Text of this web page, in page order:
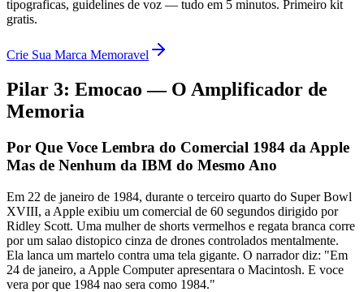
tipograficas, guidelines de voz — tudo em 5 minutos. Primeiro kit
gratis.
Crie Sua Marca Memoravel
Pilar 3: Emocao — O Amplificador de
Memoria
Por Que Voce Lembra do Comercial 1984 da Apple
Mas de Nenhum da IBM do Mesmo Ano
Em 22 de janeiro de 1984, durante o terceiro quarto do Super Bowl
XVIII, a Apple exibiu um comercial de 60 segundos dirigido por
Ridley Scott. Uma mulher de shorts vermelhos e regata branca corre
por um salao distopico cinza de drones controlados mentalmente.
Ela lanca um martelo contra uma tela gigante. O narrador diz: "Em
24 de janeiro, a Apple Computer apresentara o Macintosh. E voce
vera por que 1984 nao sera como 1984."